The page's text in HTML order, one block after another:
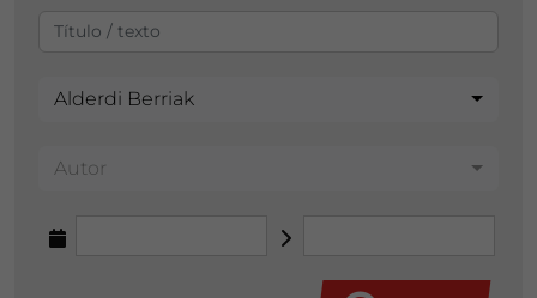
Alderdi Berriak
Autor